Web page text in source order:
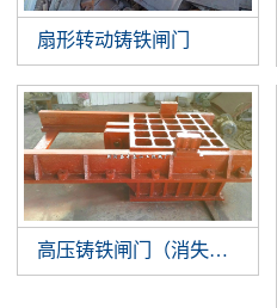
扇形转动铸铁闸门
高压铸铁闸门（消失模铸件）